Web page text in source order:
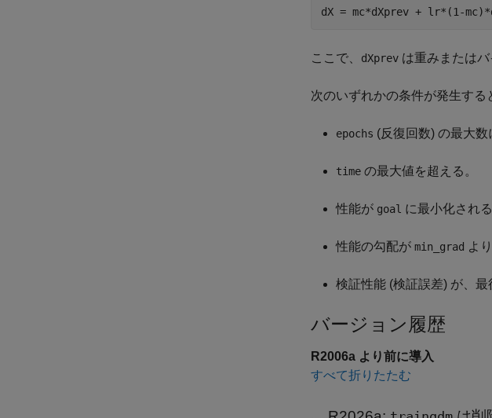
ここで、 dXprev は重みまたはバ
次のいずれかの条件が発生する
epochs (反復回数) の最大数
time の最大値を超える。
性能が goal に最小化される
性能の勾配が min_grad よ
検証性能 (検証誤差) が、最
バージョン履歴
R2006a より前に導入
すべて折りたたむ